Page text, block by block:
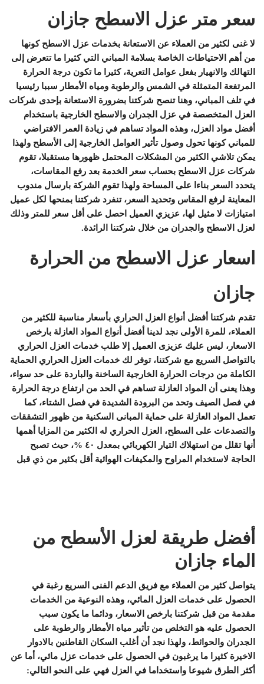
سعر متر عزل الاسطح جازان
لا غنى لكثير من العملاء عن الاستعانة بخدمات عزل الاسطح كونها
من أهم الاحتياطات الخاصة بسلامة المباني التي كثيرا ما تتعرض إلى
التهالك والانهيار بفعل عوامل التعرية، كثيرا ما تكون درجة الحرارة
المرتفعة المتمثلة في الشمس والرطوبة ومياه الأمطار سببا رئيسيا
في تلف المباني، وهنا تنصح شركتنا بضرورة الاستعانة بإحدى شركات
العزل المتخصصة في عزل الجدران والاسطح الخارجية باستخدام
أفضل مواد العزل، وهذه المواد تساهم في زيادة العمر الافتراضي
للمباني كونها تحول وصول تأثير العوامل الخارجية إلى الأسطح ولهذا
يمكن تلاشي الكثير من المشكلات المحتمل ظهورها مستقبلا، تقوم
شركات عزل الاسطح بحساب سعر الخدمة بعد رفع المقاسات،
يتحدد السعر بناءا على المساحة ولهذا تقوم الشركة بارسال مندوب
المعاينة لرفع المقاس وتحديد السعر، تنفرد شركتنا بمنحها لكل عميل
امتيازات لا مثيل لها، عزيزي العميل احصل على أقل سعر للمتر وذلك
لعزل الاسطح والجدران من خلال شركتنا الرائدة.
اسعار عزل الاسطح من الحرارة
جازان
تقدم شركتنا أفضل أنواع العزل الحراري بأسعار مناسبة للكثير من
العملاء، للمرة الأولى نجد لدينا أفضل أنواع المواد العازلة بارخص
الاسعار، ليس عليك عزيزى العميل إلا طلب خدمات العزل الحراري
بالتواصل السريع مع شركتنا، توفر لك خدمات العزل الحراري الحماية
الكاملة من درجات الحرارة الخارجية الساخنة والباردة على حد سواء،
وهذا يعنى أن المواد العازلة تساهم في الحد من ارتفاع درجة الحرارة
في فصل الصيف وتحد من البرودة الشديدة في فصل الشتاء، كما
تعمل المواد العازلة على حماية المبانى السكنية من ظهور التشققات
والتصدعات على السطح، العزل الحراري له الكثير من المزايا أهمها
أنها تقلل من استهلاك التيار الكهربائي بمعدل ٤٠ %، حيث تصبح
الحاجة لاستخدام المراوح والمكيفات الهوائية أقل بكثير من ذي قبل
أفضل طريقة لعزل الأسطح من
الماء جازان
يتواصل كثير من العملاء مع فريق الدعم الفنى السريع رغبة في
الحصول على خدمات العزل المائي، وهذه النوعية من الخدمات
مقدمة من قبل شركتنا بارخص الاسعار، ودائما ما يكون سبب
الحصول عليه هو التخلص من تأثير مياه الأمطار والرطوبة على
الجدران والحوائط، ولهذا نجد أن أغلب السكان القاطنين بالادوار
الاخيرة كثيرا ما يرغبون في الحصول على خدمات عزل مائي، أما عن
أكثر الطرق شيوعا واستخداما في العزل فهي على النحو التالي: